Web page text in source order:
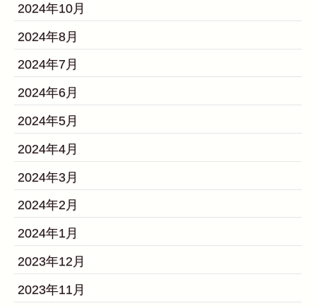
2024年10月
2024年8月
2024年7月
2024年6月
2024年5月
2024年4月
2024年3月
2024年2月
2024年1月
2023年12月
2023年11月